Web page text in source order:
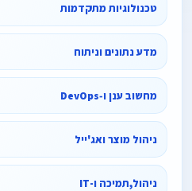
טכנולוגיות מתקדמות
מדע נתונים וניתוח
מחשוב ענן ו‑DevOps
ניהול מוצר ואג'ייל
ניהול,תמיכה ו-IT